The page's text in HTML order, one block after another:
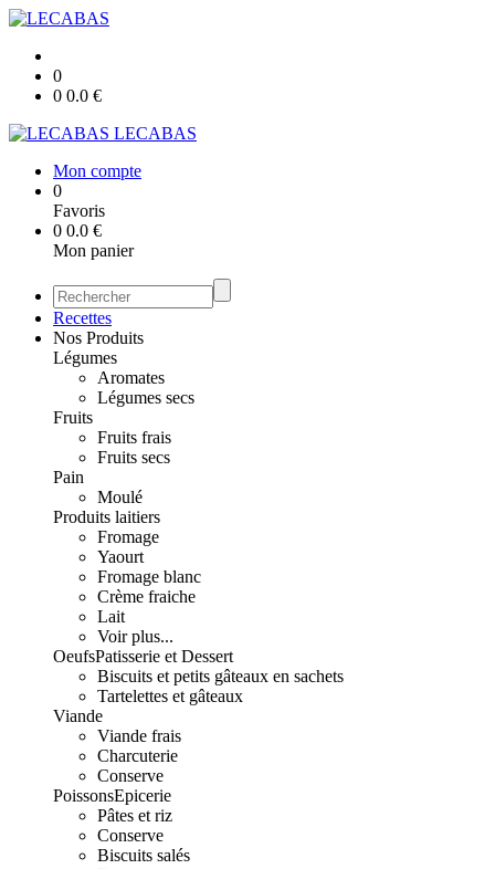
0
0 0.0 €
LECABAS
Mon compte
0
Favoris
0 0.0 €
Mon panier
Recettes
Nos Produits
Légumes
Aromates
Légumes secs
Fruits
Fruits frais
Fruits secs
Pain
Moulé
Produits laitiers
Fromage
Yaourt
Fromage blanc
Crème fraiche
Lait
Voir plus...
OeufsPatisserie et Dessert
Biscuits et petits gâteaux en sachets
Tartelettes et gâteaux
Viande
Viande frais
Charcuterie
Conserve
PoissonsEpicerie
Pâtes et riz
Conserve
Biscuits salés